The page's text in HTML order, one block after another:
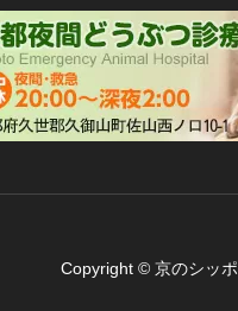
Copyright © 京のシッポ